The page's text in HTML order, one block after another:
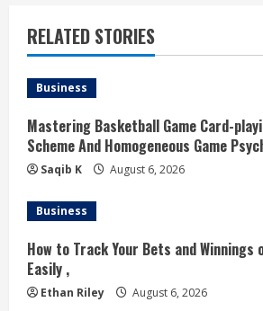
n
u
e
R
e
a
d
RELATED STORIES
Business
Mastering Basketball Game Card-
Scheme And Homogeneous Game
Saqib K August 6, 2026
Business
How to Track Your Bets and Winnings
Easily ,
Ethan Riley August 6, 2026